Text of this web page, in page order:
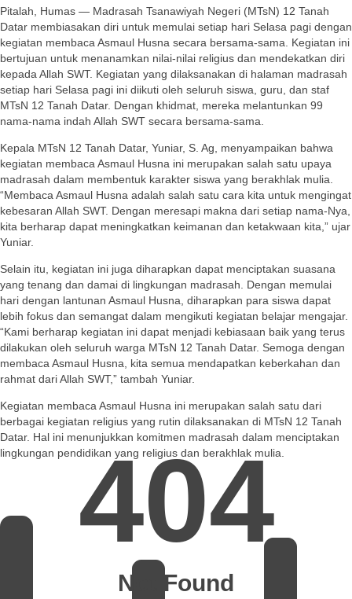
Pitalah, Humas — Madrasah Tsanawiyah Negeri (MTsN) 12 Tanah
Datar membiasakan diri untuk memulai setiap hari Selasa pagi dengan
kegiatan membaca Asmaul Husna secara bersama-sama. Kegiatan ini
bertujuan untuk menanamkan nilai-nilai religius dan mendekatkan diri
kepada Allah SWT. Kegiatan yang dilaksanakan di halaman madrasah
setiap hari Selasa pagi ini diikuti oleh seluruh siswa, guru, dan staf
MTsN 12 Tanah Datar. Dengan khidmat, mereka melantunkan 99
nama-nama indah Allah SWT secara bersama-sama.
Kepala MTsN 12 Tanah Datar, Yuniar, S. Ag, menyampaikan bahwa
kegiatan membaca Asmaul Husna ini merupakan salah satu upaya
madrasah dalam membentuk karakter siswa yang berakhlak mulia.
“Membaca Asmaul Husna adalah salah satu cara kita untuk mengingat
kebesaran Allah SWT. Dengan meresapi makna dari setiap nama-Nya,
kita berharap dapat meningkatkan keimanan dan ketakwaan kita,” ujar
Yuniar.
Selain itu, kegiatan ini juga diharapkan dapat menciptakan suasana
yang tenang dan damai di lingkungan madrasah. Dengan memulai
hari dengan lantunan Asmaul Husna, diharapkan para siswa dapat
lebih fokus dan semangat dalam mengikuti kegiatan belajar mengajar.
“Kami berharap kegiatan ini dapat menjadi kebiasaan baik yang terus
dilakukan oleh seluruh warga MTsN 12 Tanah Datar. Semoga dengan
membaca Asmaul Husna, kita semua mendapatkan keberkahan dan
rahmat dari Allah SWT,” tambah Yuniar.
Kegiatan membaca Asmaul Husna ini merupakan salah satu dari
berbagai kegiatan religius yang rutin dilaksanakan di MTsN 12 Tanah
Datar. Hal ini menunjukkan komitmen madrasah dalam menciptakan
lingkungan pendidikan yang religius dan berakhlak mulia.
404
Not Found